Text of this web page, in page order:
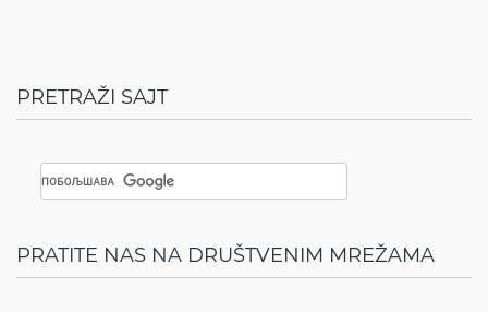
PRETRAŽI SAJT
PRATITE NAS NA DRUŠTVENIM MREŽAMA